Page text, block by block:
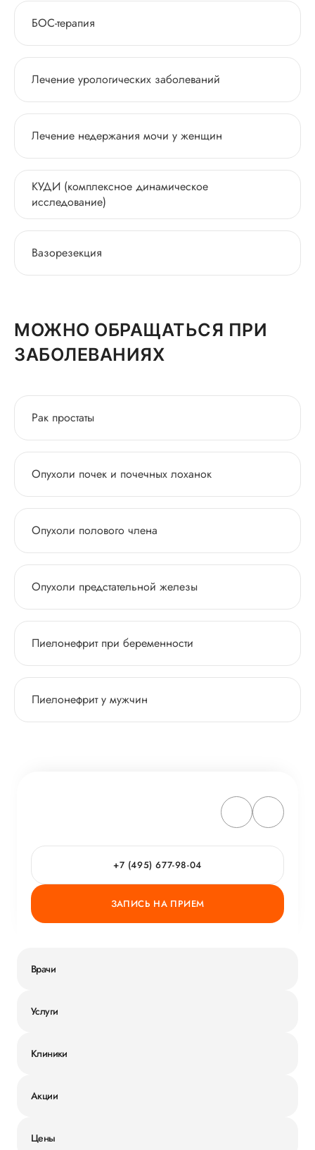
БОС-терапия
Лечение урологических заболеваний
Лечение недержания мочи у женщин
КУДИ (комплексное динамическое
исследование)
Вазорезекция
МОЖНО ОБРАЩАТЬСЯ ПРИ
ЗАБОЛЕВАНИЯХ
Рак простаты
Опухоли почек и почечных лоханок
Опухоли полового члена
Опухоли предстательной железы
Пиелонефрит при беременности
Пиелонефрит у мужчин
+7 (495) 677-98-04
ЗАПИСЬ НА ПРИЕМ
Врачи
Услуги
Клиники
Акции
Цены